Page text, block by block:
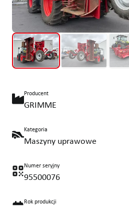
Producent
GRIMME
Kategoria
Maszyny uprawowe
Numer seryjny
95500076
Rok produkcji